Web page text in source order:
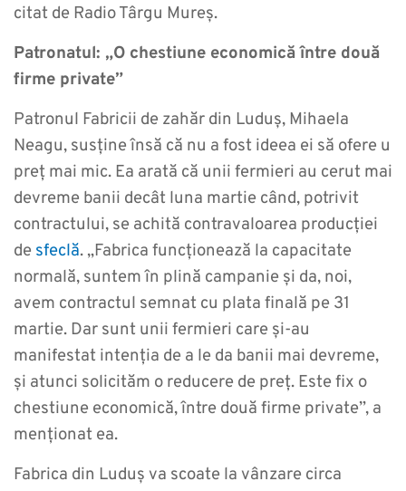
citat de Radio Târgu Mureș.
Patronatul: „O chestiune economică între două
firme private”
Patronul Fabricii de zahăr din Luduș, Mihaela
Neagu, susține însă că nu a fost ideea ei să ofere u
preț mai mic. Ea arată că unii fermieri au cerut mai
devreme banii decât luna martie când, potrivit
contractului, se achită contravaloarea producției
de sfeclă. „Fabrica funcționează la capacitate
normală, suntem în plină campanie și da, noi,
avem contractul semnat cu plata finală pe 31
martie. Dar sunt unii fermieri care și-au
manifestat intenția de a le da banii mai devreme,
și atunci solicităm o reducere de preț. Este fix o
chestiune economică, între două firme private”, a
menționat ea.
Fabrica din Luduș va scoate la vânzare circa